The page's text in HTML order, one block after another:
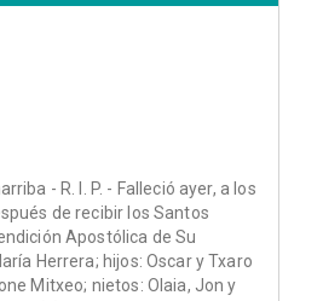
- R. I. P. - Falleció ayer, a los
de recibir los Santos
Apostólica de Su
Herrera; hijos: Oscar y Txaro
Mitxeo; nietos: Olaia, Jon y